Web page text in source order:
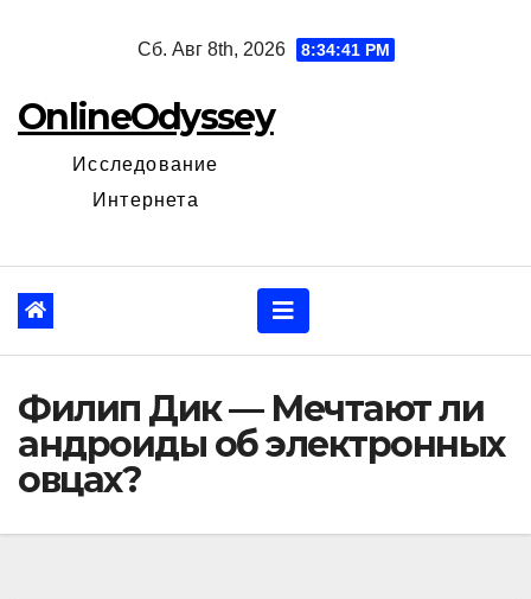
Сб. Авг 8th, 2026 8:34:42 PM
OnlineOdyssey
Исследование
Интернета
Филип Дик — Мечтают ли
андроиды об электронных
овцах?